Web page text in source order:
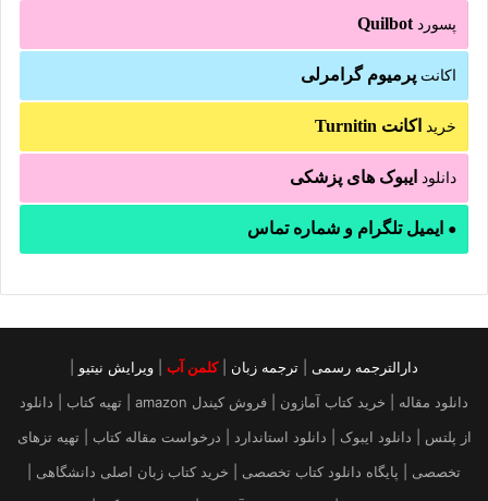
پسورد Quilbot
اکانت پرمیوم گرامرلی
خرید اکانت Turnitin
دانلود ایبوک های پزشکی
● ایمیل تلگرام و شماره تماس
دارالترجمه رسمی ترجمه زبان |کلمن آب ویرایش نیتیو
دانلود مقاله | خرید کتاب آمازون | فروش کیندل amazon | تهیه کتاب | دانلود
از پلتس | دانلود ایبوک | دانلود استاندارد | درخواست مقاله کتاب | تهیه تزهای
تخصصی | پایگاه دانلود کتاب تخصصی | خرید کتاب زبان اصلی دانشگاهی |